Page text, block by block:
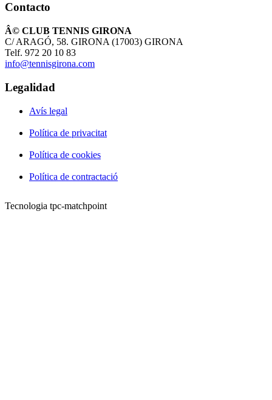
Contacto
Â© CLUB TENNIS GIRONA
C/ ARAGÓ, 58. GIRONA (17003) GIRONA
Telf. 972 20 10 83
info@tennisgirona.com
Legalidad
Avís legal
Política de privacitat
Política de cookies
Política de contractació
Tecnologia tpc-matchpoint